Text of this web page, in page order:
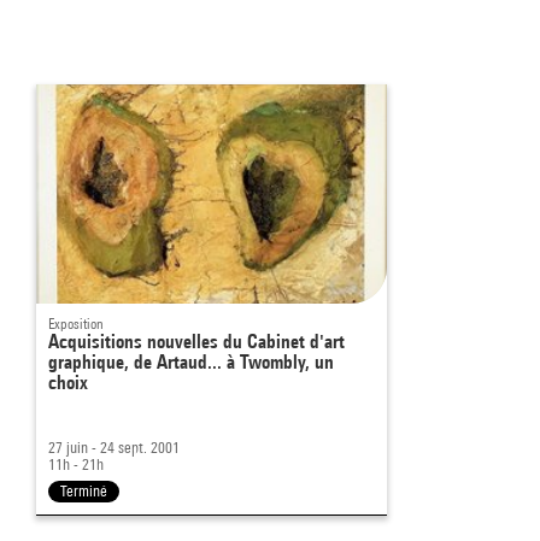
Exposition
Acquisitions nouvelles du Cabinet d'art
graphique, de Artaud... à Twombly, un
choix
27 juin - 24 sept. 2001
11h - 21h
Terminé